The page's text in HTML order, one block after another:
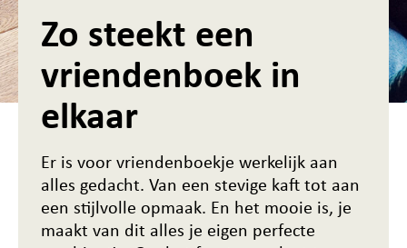
Zo steekt een
vriendenboek in
elkaar
Er is voor vriendenboekje werkelijk aan
alles gedacht. Van een stevige kaft tot aan
een stijlvolle opmaak. En het mooie is, je
maakt van dit alles je eigen perfecte